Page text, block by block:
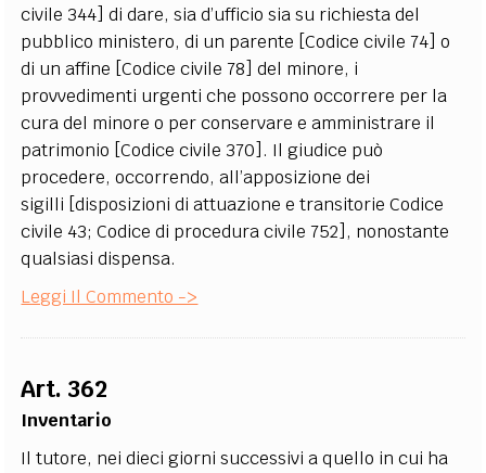
civile 344] di dare, sia d’ufficio sia su richiesta del
pubblico ministero, di un parente [Codice civile 74] o
di un affine [Codice civile 78] del minore, i
provvedimenti urgenti che possono occorrere per la
cura del minore o per conservare e amministrare il
patrimonio [Codice civile 370]. Il giudice può
procedere, occorrendo, all’apposizione dei
sigilli [disposizioni di attuazione e transitorie Codice
civile 43; Codice di procedura civile 752], nonostante
qualsiasi dispensa.
Leggi Il Commento ->
Art. 362
Inventario
Il tutore, nei dieci giorni successivi a quello in cui ha